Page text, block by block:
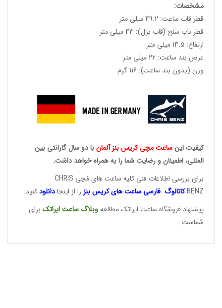
مشخصات:
قطر قاب ساعت: 49.2 میلی متر
قطر ناب سنج (قاب بزل): 43 میلی متر
ارتفاع: 14.5 میلی متر
عرض بند ساعت: 22 میلی متر
وزن (بدون بند ساعت): 116 گرم
کیفیت اینساعت مچی کریسبنز آلمانبا دو سال گارانتی بین
المللی، اطمینان و رضایت شما را به همراه خواهد داشت.
برای بررسی اطلاعات فنی کلیه ساعت های مُچی CHRIS
BENZکاتالوگ فارسی ساعت هایکریس بنز را از اینجادانلودکنید.
پیشنهاد فروشگاه ساعت ایراتک مطالعهوبلاگ ساعتایراتک برای
شماست .